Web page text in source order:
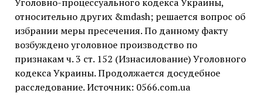
относительно других &mdash; решается вопрос об
избрании меры пресечения. По данному факту
возбуждено уголовное производство по
признакам ч. 3 ст. 152 (Изнасилование) Уголовного
кодекса Украины. Продолжается досудебное
расследование. Источник: 0566.com.ua